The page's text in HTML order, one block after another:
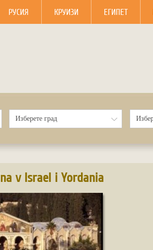
РУСИЯ КРУИЗИ ЕГИПЕТ
v Israel i Yordania